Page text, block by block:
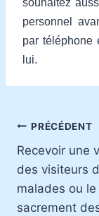
souhaitez
personnel
par téléphone
lui.
de
l’article
PRÉCÉDENT
Recevoir une
des visiteurs
malades ou le
sacrement